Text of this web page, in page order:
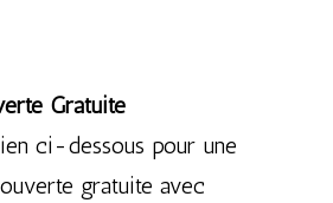
Gratuite
ci-dessous pour une
gratuite avec